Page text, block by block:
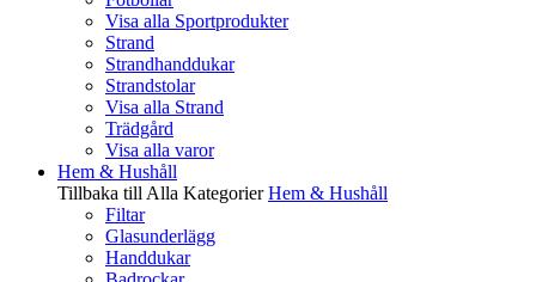
Visa alla Sportprodukter
Strand
Strandhanddukar
Strandstolar
Visa alla Strand
Trädgård
Visa alla varor
Hem & Hushåll
Tillbaka till Alla Kategorier Hem & Hushåll
Filtar
Glasunderlägg
Handdukar